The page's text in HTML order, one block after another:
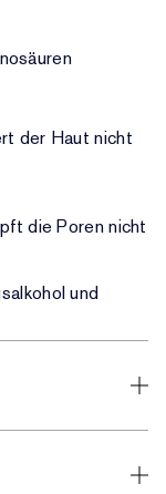
der Haut nicht
die Poren nicht
und